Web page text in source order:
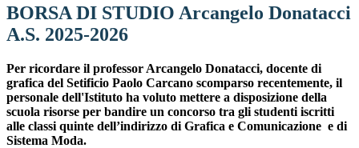
BORSA DI STUDIO Arcangelo Donatacci
A.S. 2025-2026
Per ricordare il professor Arcangelo Donatacci, docente di
grafica del Setificio Paolo Carcano scomparso recentemente, il
personale dell'Istituto ha voluto mettere a disposizione della
scuola risorse per bandire un concorso tra gli studenti iscritti
alle classi quinte dell’indirizzo di Grafica e Comunicazione e di
Sistema Moda.